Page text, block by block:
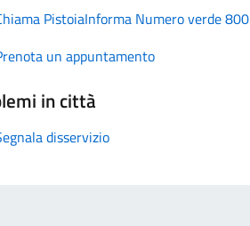
PistoiaInforma Numero verde
un appuntamento
in città
disservizio